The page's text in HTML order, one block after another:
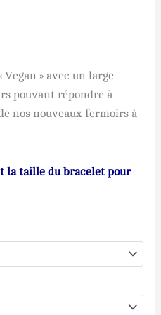
» avec un large
pouvant répondre à
nos nouveaux fermoirs à
la taille du bracelet pour